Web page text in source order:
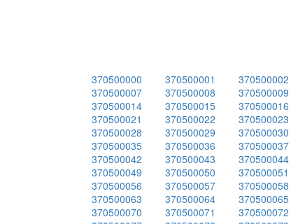
370500000 370500001 370500002
370500007
370500008 370500009
370500014
370500015 370500016
370500021
370500022 370500023
370500028
370500029 370500030
370500035
370500036 370500037
370500042
370500043 370500044
370500049
370500050 370500051
370500056
370500057 370500058
370500063
370500064 370500065
370500070
370500071 370500072